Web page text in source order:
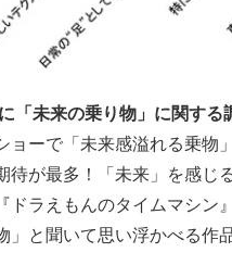
「未来の乗り物」に関する
ョーで「未来感溢れる乗物
待が最多！「未来」を感じ
ドラえもんのタイムマシン
と聞いて思い浮かべる作